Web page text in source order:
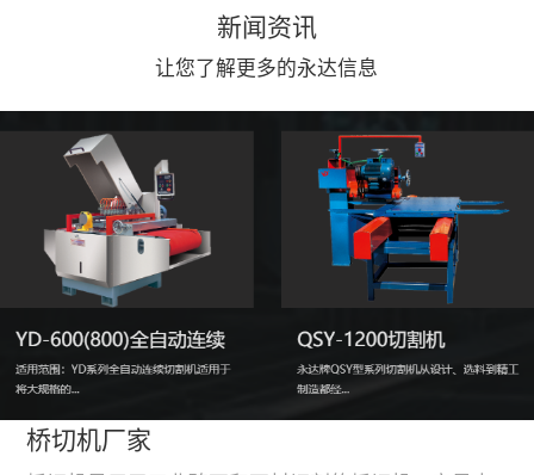
工与上下板分开，便
捷，高效。5、19”显示
屏，按钮、遥杆集成面
板，操作快速、简便。
学。2、操作系统简单
易用；采用进口伺服、
稳、可靠。3、前后刀
切割，带去毛刺倒角功
能，不伤石材、瓷砖表
面，不崩边。4、大板
平稳输送进出，切割加
工与上下板分开，便
捷，高效。5、19”显示
屏，按钮、遥杆集成面
板，操作快速、简便。
桥切（含输送板材平
台）
新闻资讯
让您了解更多的永达信息
桥切机厂家